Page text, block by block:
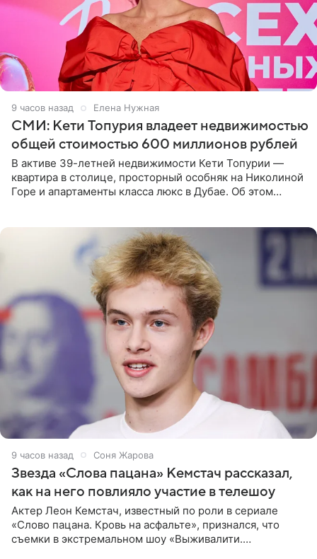
9 часов назад Елена Нужная
СМИ: Кети Топурия владеет недвижимостью
общей стоимостью 600 миллионов рублей
В активе 39-летней недвижимости Кети Топурии —
квартира в столице, просторный особняк на Николиной
Горе и апартаменты класса люкс в Дубае. Об этом
9 часов назад Соня Жарова
Звезда «Слова пацана» Кемстач рассказал,
как на него повлияло участие в телешоу
Актер Леон Кемстач, известный по роли в сериале
«Слово пацана. Кровь на асфальте», признался, что
съемки в экстремальном шоу «Выживалити.